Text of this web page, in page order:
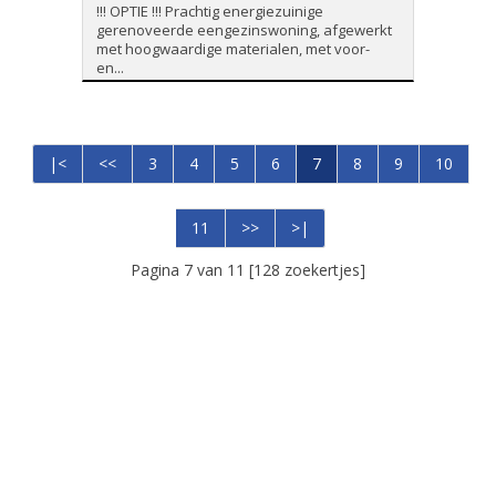
!!! OPTIE !!! Prachtig energiezuinige
gerenoveerde eengezinswoning, afgewerkt
met hoogwaardige materialen, met voor-
en...
|< << 3 4 5 6 7 8 9 10
11 >>
>|
Pagina 7 van 11 [128 zoekertjes]